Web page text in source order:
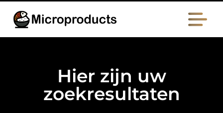
Hier zijn uw
zoekresultaten